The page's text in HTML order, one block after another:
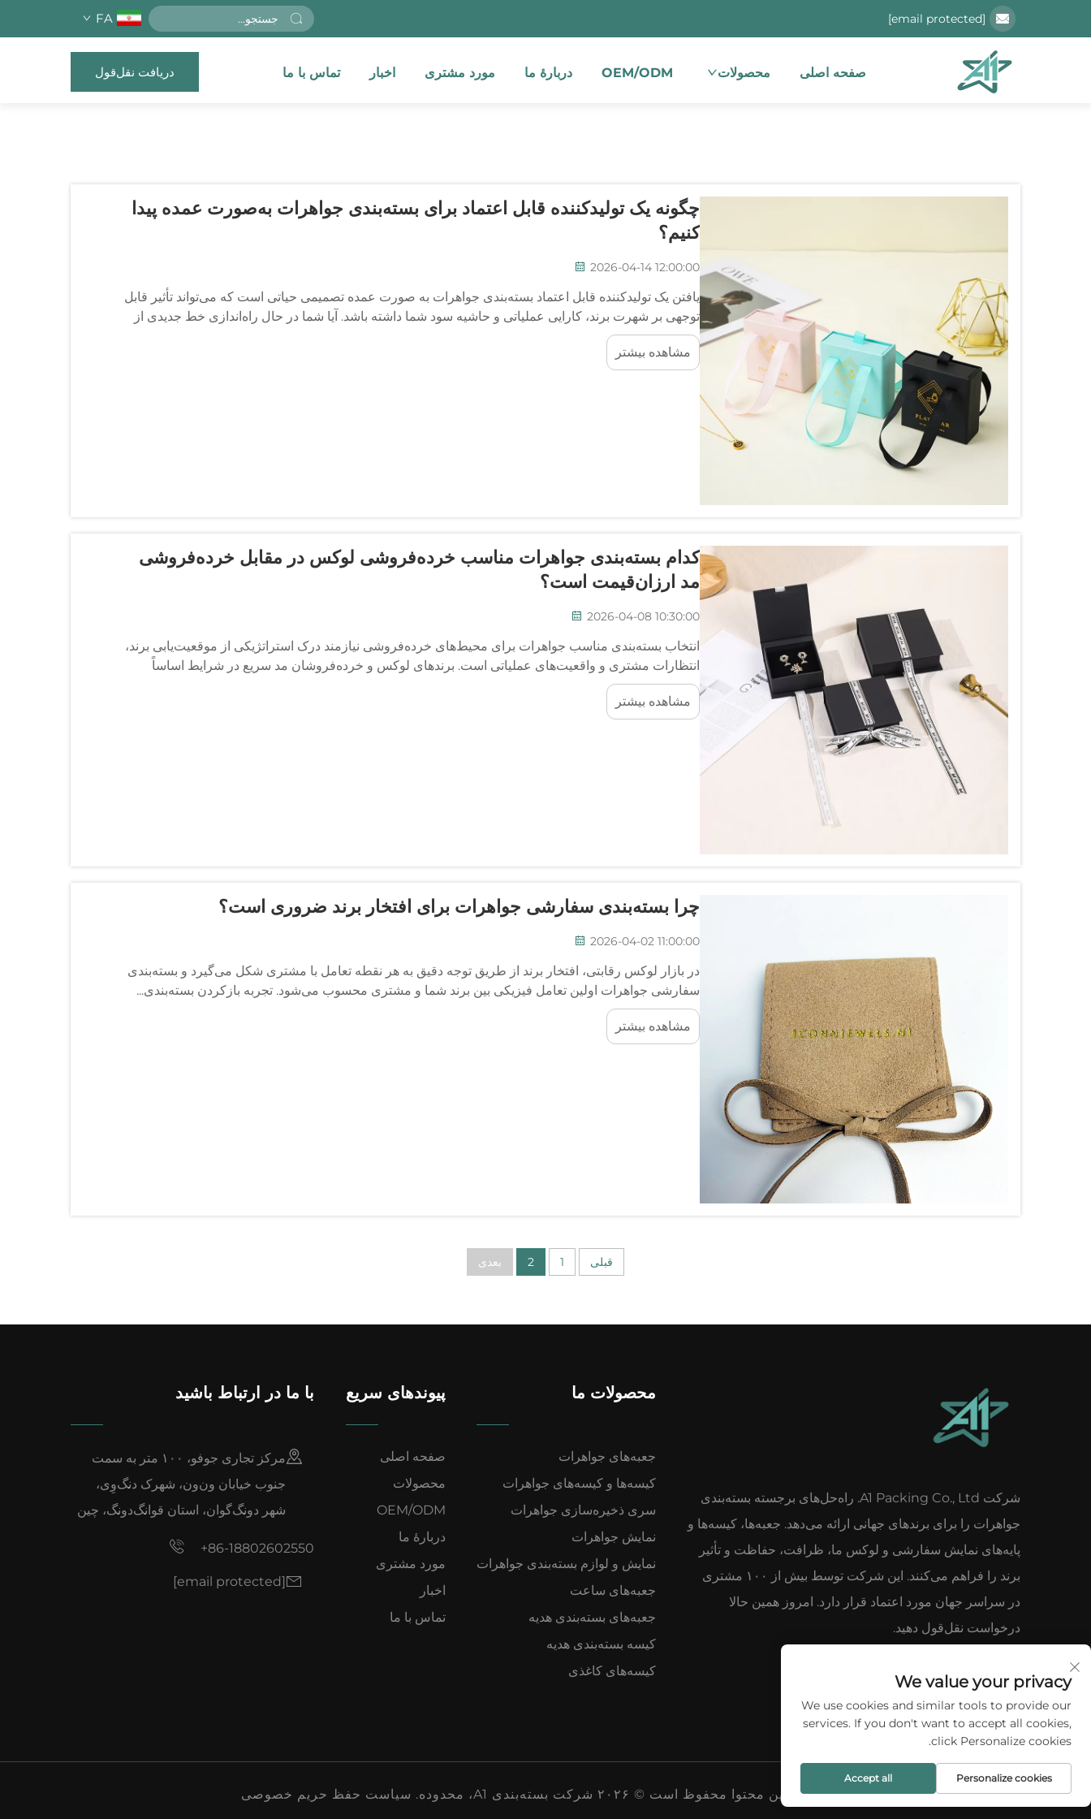
[email protected]
FA
صفحه اصلی محصولات OEM/ODM دربارهٔ ما مورد مشتری اخبار تماس با ما دریافت نقل‌قول
چگونه یک تولیدکننده قابل اعتماد برای بسته‌بندی جواهرات به‌صورت عمده پیدا
کنیم؟
2026-04-14 12:00:00
یافتن یک تولیدکننده قابل اعتماد بسته‌بندی جواهرات به صورت عمده تصمیمی حیاتی است که می‌تواند تأثیر قابل
توجهی بر شهرت برند، کارایی عملیاتی و حاشیه سود شما داشته باشد. آیا شما در حال راه‌اندازی خط جدیدی از
جواهرات هستید یا در حال گسترش یک کسب‌وکار موجود...
مشاهده بیشتر
کدام بسته‌بندی جواهرات مناسب خرده‌فروشی لوکس در مقابل خرده‌فروشی
مد ارزان‌قیمت است؟
2026-04-08 10:30:00
انتخاب بسته‌بندی مناسب جواهرات برای محیط‌های خرده‌فروشی نیازمند درک استراتژیکی از موقعیت‌یابی برند،
انتظارات مشتری و واقعیت‌های عملیاتی است. برندهای لوکس و خرده‌فروشان مد سریع در شرایط اساساً
متفاوتی فعالیت می‌کنند...
مشاهده بیشتر
چرا بسته‌بندی سفارشی جواهرات برای افتخار برند ضروری است؟
2026-04-02 11:00:00
در بازار لوکس رقابتی، افتخار برند از طریق توجه دقیق به هر نقطه تعامل با مشتری شکل می‌گیرد و بسته‌بندی
سفارشی جواهرات اولین تعامل فیزیکی بین برند شما و مشتری محسوب می‌شود. تجربه بازکردن بسته‌بندی...
مشاهده بیشتر
قبلی 1
2 بعدی
شرکت A1 Packing Co., Ltd. راه‌حل‌های برجسته بسته‌بندی
جواهرات را برای برندهای جهانی ارائه می‌دهد. جعبه‌ها، کیسه‌ها و
پایه‌های نمایش سفارشی و لوکس ما، ظرافت، حفاظت و تأثیر
برند را فراهم می‌کنند. این شرکت توسط بیش از ۱۰۰ مشتری
در سراسر جهان مورد اعتماد قرار دارد. امروز همین حالا
درخواست نقل‌قول دهید.
محصولات ما
جعبه‌های جواهرات
کیسه‌ها و کیسه‌های جواهرات
سری ذخیره‌سازی جواهرات
نمایش جواهرات
نمایش و لوازم بسته‌بندی جواهرات
جعبه‌های ساعت
جعبه‌های بسته‌بندی هدیه
کیسه بسته‌بندی هدیه
کیسه‌های کاغذی
پیوندهای سریع
صفحه اصلی
محصولات
OEM/ODM
دربارهٔ ما
مورد مشتری
اخبار
تماس با ما
با ما در ارتباط باشید
مرکز تجاری جوفو، ۱۰۰ متر به سمت
جنوب خیابان ون‌ون، شهرک دنگ‌وِی،
شهر دونگ‌گوان، استان قوانگ‌دونگ، چین
+86-18802602550
[email protected]
کلیه حقوق این محتوا محفوظ است © ۲۰۲۶ شرکت بسته‌بندی A1، محدوده. سیاست حفظ حریم خصوصی
We value your privacy
We use cookies and similar tools to provide our
services. If you don't want to accept all cookies,
click Personalize cookies.
Personalize cookies
Accept all